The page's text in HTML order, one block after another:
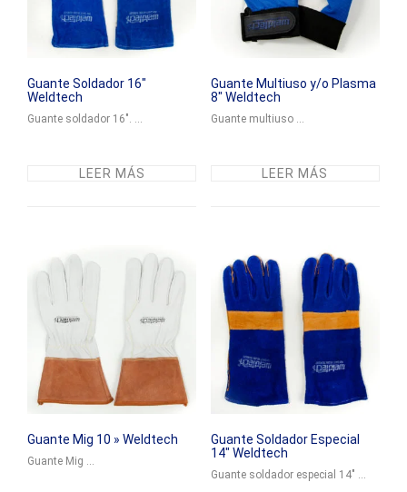
Guante Soldador 16″
Weldtech
Guante soldador 16". ...
LEER MÁS
Guante Multiuso y/o Plasma
8″ Weldtech
Guante multiuso ...
LEER MÁS
Guante Mig 10 » Weldtech
Guante Mig ...
Guante Soldador Especial
14″ Weldtech
Guante soldador especial 14" ...